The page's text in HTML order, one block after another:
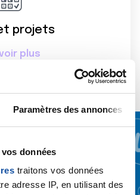
Paramètres des annonces
données
traitons vos données
adresse IP, en utilisant des
projets
plus
Lig'Up